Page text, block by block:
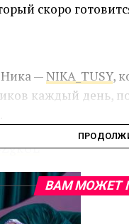
скоро
Ника —NIKA_TUSY,
каждый день,
ВАМ МОЖЕТ